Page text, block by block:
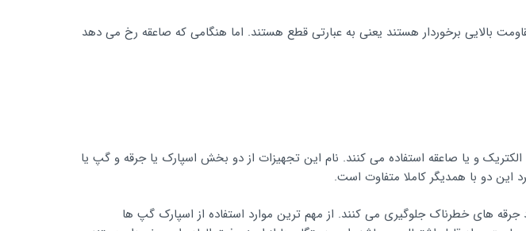
بالایی برخوردار هستند یعنی به عبارتی قطع هستند. اما هنگامی که صاعقه رخ می دهد
و یا صاعقه استفاده می کنند. نام این تجهیزات از دو بخش اسپارک یا جرقه و گپ یا
این دو با همدیگر کاملا متفاوت است.
های خطرناک جلوگیری می کنند. از مهم ترین موارد استفاده از اسپارک گپ ها